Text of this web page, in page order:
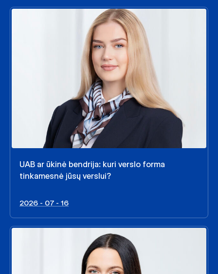
UAB ar ūkinė bendrija: kuri verslo forma
tinkamesnė jūsų verslui?
2026 - 07 - 16